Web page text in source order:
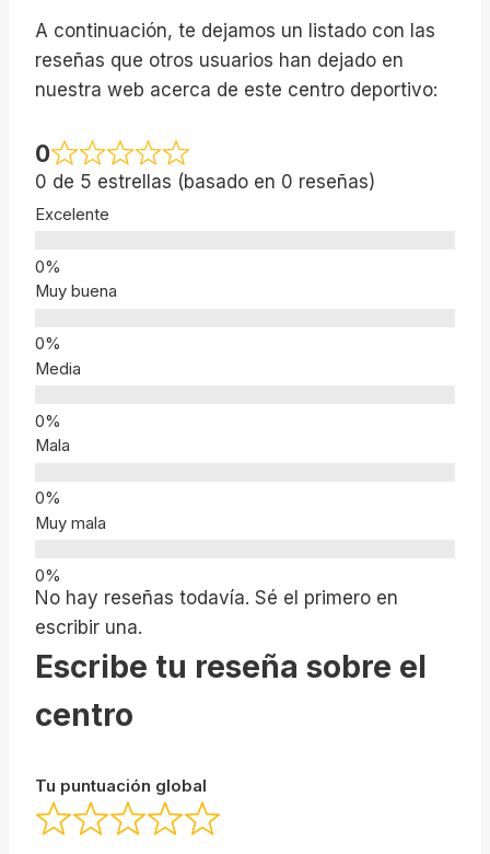
A continuación, te dejamos un listado con las
reseñas que otros usuarios han dejado en
nuestra web acerca de este centro deportivo:
0
0 de 5 estrellas (basado en 0 reseñas)
Excelente
Muy buena
Media
Mala
Muy mala
No hay reseñas todavía. Sé el primero en
escribir una.
Escribe tu reseña sobre el
centro
Tu puntuación global